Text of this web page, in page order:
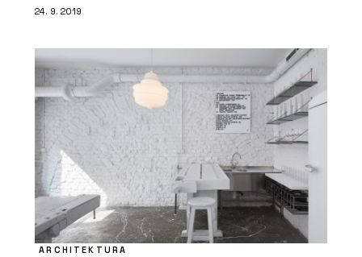
PRODUKTY
Akustická cihla Porotherm 10 AKU –
wienerberger
24. 9. 2019
ARCHITEKTURA